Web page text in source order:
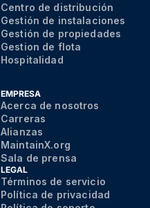
Centro de distribución
Gestión de instalaciones
Gestión de propiedades
Gestion de flota
Hospitalidad
EMPRESA
Acerca de nosotros
Carreras
Alianzas
MaintainX.org
Sala de prensa
LEGAL
Términos de servicio
Política de privacidad